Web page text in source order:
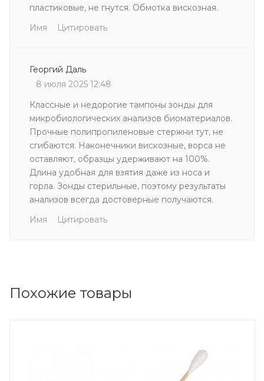
пластиковые, не гнутся. Обмотка вискозная.
Имя
Цитировать
Георгий Даль
8 июля 2025 12:48
Классные и недорогие тампоны зонды для
микробиологических анализов биоматериалов.
Прочные полипропиленовые стержни тут, не
сгибаются. Наконечники вискозные, ворса не
оставляют, образцы удерживают на 100%.
Длина удобная для взятия даже из носа и
горла. Зонды стерильные, поэтому результаты
анализов всегда достоверные получаются.
Имя
Цитировать
Похожие товары